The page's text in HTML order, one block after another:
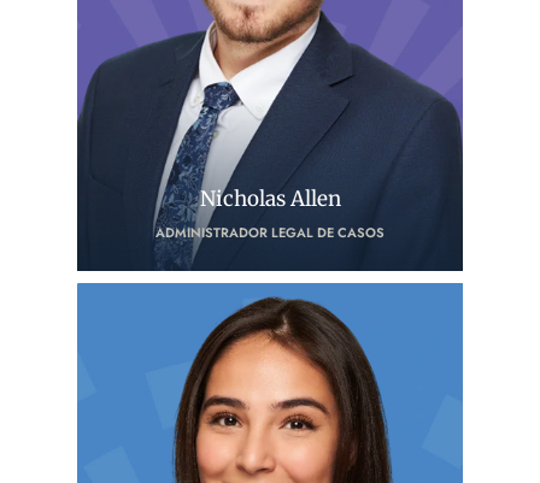
Nicholas Allen
ADMINISTRADOR LEGAL DE CASOS